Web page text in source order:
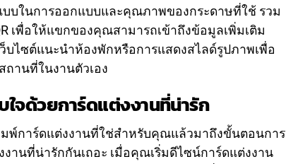
บในการออกแบบและคุณภาพของกระดาษที่ใช้ รวม
เพื่อให้แขกของคุณสามารถเข้าถึงข้อมูลเพิ่มเติม
บไซต์แนะนำห้องพักหรือการแสดงสไลด์รูปภาพเพื่อ
านที่ในงานตัวเอง
ใจด้วยการ์ดแต่งงานที่น่ารัก
พ์การ์ดแต่งงานที่ใช่สำหรับคุณแล้วมาถึงขั้นตอนการ
านที่น่ารักกันเถอะ เมื่อคุณเริ่มดีไซน์การ์ดแต่งงาน